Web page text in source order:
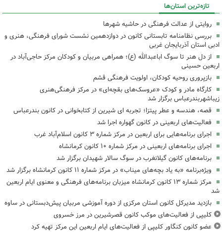
تازه‌ترین استان‌ها
روایتی از عدالت فرهنگی در حاشیه شهرها
بررسی نظامنامه تابستانی کانون در دوازدهمین نشست شورای فرهنگی، هنری و
ادبی استان آذربایجان غربی
از دل هنر تا سوگ اباعبدالله (ع)؛ همراهی مربیان و کودکان مرکز حاجی‌آباد در
اربعین حسینی
بازپروری روحیه کودکان، اولویت فرهنگی قشم
کارگاه مادر و کودک «عروسک‌های بقچه‌ای» در مرکز فرهنگی‌هنری
زیباشهربندرعباس برگزار شد
قصه، هندسه و عطر پیتزا؛ تجربه ای شیرین از کتابخوانی در کانون بندرعباس
فعالیت‌های اربعینی در کانون گهواره اجرا شد
اجرای برنامه‌هایی برای اربعین در مرکز شماره ۳ کانون اسلام‌آباد غرب
اجرای برنامه‌های اربعینی در مرکز شماره ۱۰ کانون کرمانشاه
برنامه‌های کانون گیلانغرب در سوگ سالار شهیدان برگزار شد
ویژه‌برنامه «به یاد بچه‌های میناب» در مرکز شماره ۱۱ کانون کرمانشاه برگزار شد
مرکز شماره ۱۳ کانون کرمانشاه میزبان برنامه‌های فرهنگی و معنوی ایام اربعین
شد
بازدید مدیرکل کانون استان مرکزی از دوره آموزشی مربیان پیش‌دبستانی در ساوه
کلیپی از فعالیت‌های موکب کانون قصرشیرین در مرز خسروی
عضو کانون کنگاور کلیپی از فعالیت‌های ایام اربعین این مرکز تهیه کرد